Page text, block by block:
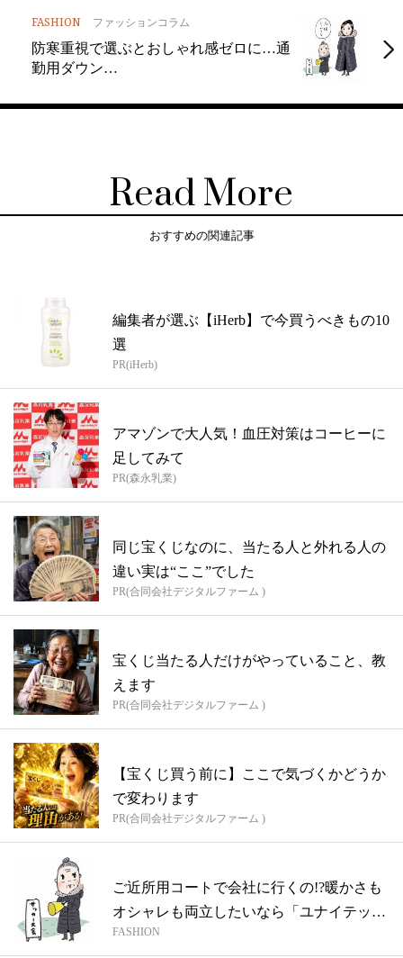
FASHION ファッションコラム
防寒重視で選ぶとおしゃれ感ゼロに…通
勤用ダウン…
Read More
おすすめの関連記事
編集者が選ぶ【iHerb】で今買うべきもの10
選
PR(iHerb)
アマゾンで大人気！血圧対策はコーヒーに
足してみて
PR(森永乳業)
同じ宝くじなのに、当たる人と外れる人の
違い実は“ここ”でした
PR(合同会社デジタルファーム )
宝くじ当たる人だけがやっていること、教
えます
PR(合同会社デジタルファーム )
【宝くじ買う前に】ここで気づくかどうか
で変わります
PR(合同会社デジタルファーム )
ご近所用コートで会社に行くの!?暖かさも
オシャレも両立したいなら「ユナイテッド
ア...
FASHION